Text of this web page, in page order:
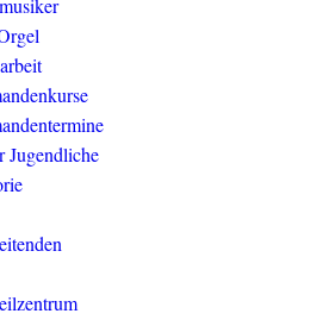
Jugendliche